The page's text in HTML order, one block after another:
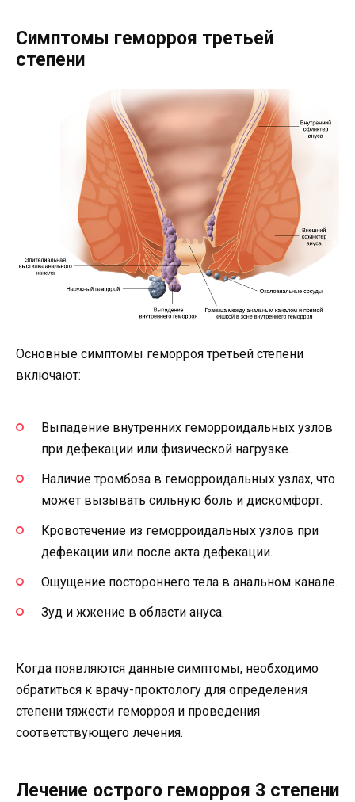
Симптомы геморроя третьей
степени
Основные симптомы геморроя третьей степени
включают:
Выпадение внутренних геморроидальных узлов
при дефекации или физической нагрузке.
Наличие тромбоза в геморроидальных узлах, что
может вызывать сильную боль и дискомфорт.
Кровотечение из геморроидальных узлов при
дефекации или после акта дефекации.
Ощущение постороннего тела в анальном канале.
Зуд и жжение в области ануса.
Когда появляются данные симптомы, необходимо
обратиться к врачу-проктологу для определения
степени тяжести геморроя и проведения
соответствующего лечения.
Лечение острого геморроя 3 степени